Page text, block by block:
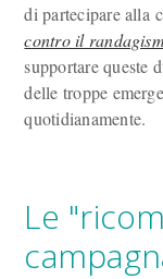
di partecipare alla
contro il
supportare queste
delle troppe
quotidianamente.
Le